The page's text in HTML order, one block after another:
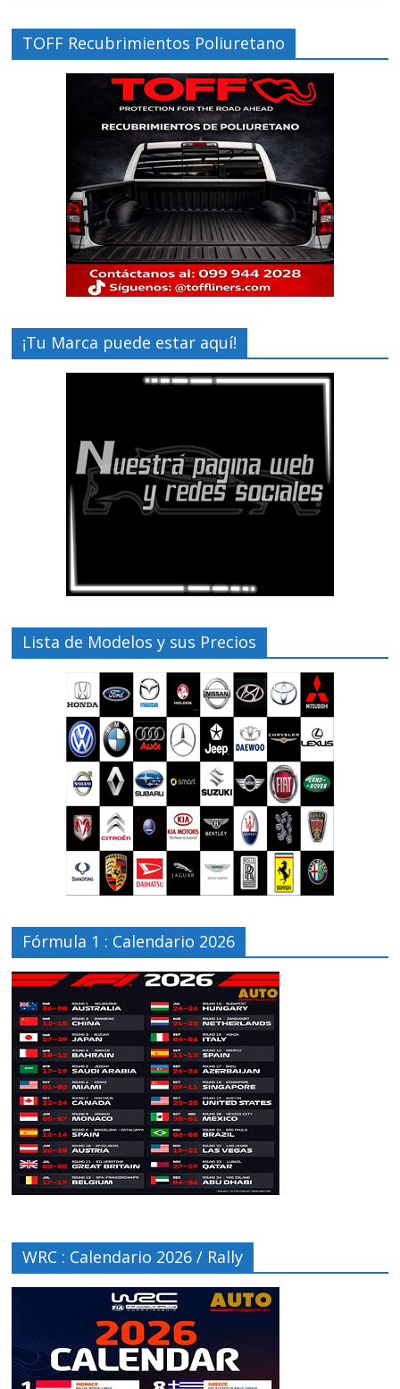
TOFF Recubrimientos Poliuretano
¡Tu Marca puede estar aquí!
Lista de Modelos y sus Precios
Fórmula 1 : Calendario 2026
WRC : Calendario 2026 / Rally